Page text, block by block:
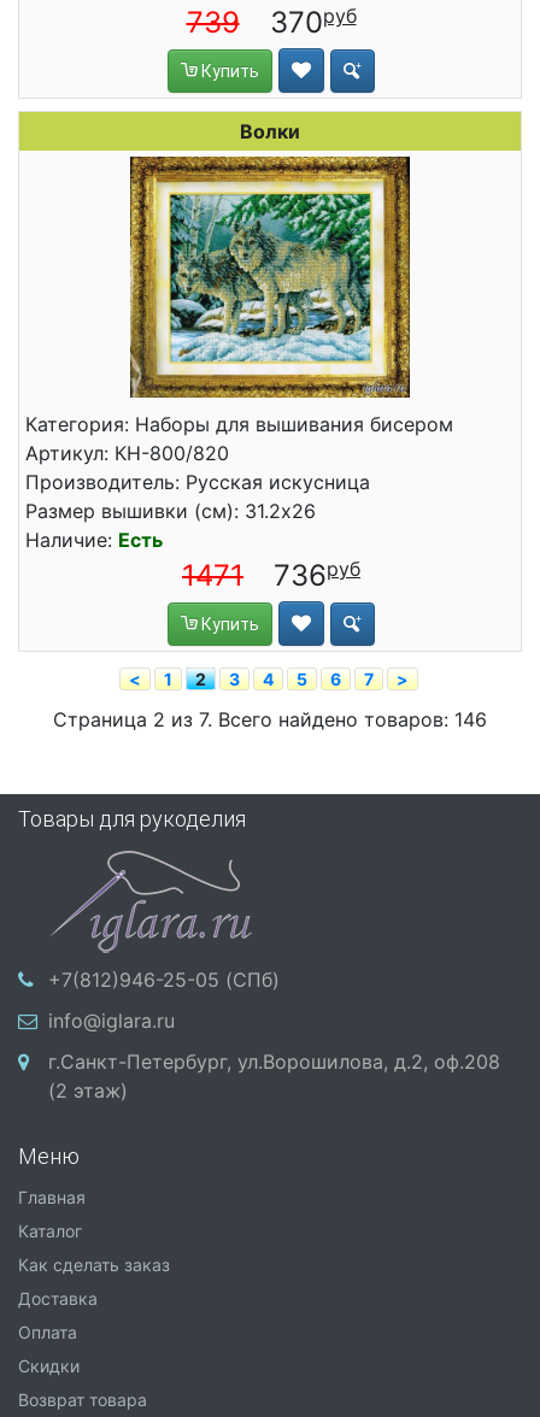
739 370
Купить
Волки
Категория: Наборы для вышивания бисером
Артикул: КН-800/820
Производитель: Русская искусница
Размер вышивки (см): 31.2x26
Наличие: Есть
1471 736
Купить
< 1 2 3 4 5 6 7 >
Страница 2 из 7. Всего найдено товаров: 146
Товары для рукоделия
+7(812)946-25-05 (СПб)
info@iglara.ru
г.Санкт-Петербург, ул.Ворошилова, д.2, оф.208
(2 этаж)
Меню
Главная
Каталог
Как сделать заказ
Доставка
Оплата
Скидки
Возврат товара